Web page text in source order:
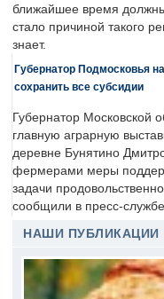
ближайшее время
стало причиной такого
знает.
Губернатор Подмосковья
сохранить все субсидии
Губернатор Московской
главную аграрную
деревне Бунятино
фермерами меры
задачи
сообщили в пресс-
НАШИ ПУБЛИКАЦИИ